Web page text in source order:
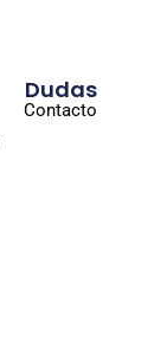
Dudas
Contacto